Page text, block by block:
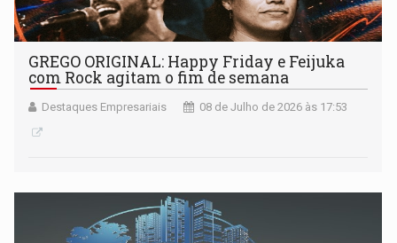
GREGO ORIGINAL: Happy Friday e Feijuka
com Rock agitam o fim de semana
Destaques Empresariais 08 de Julho de 2026 às 17:53